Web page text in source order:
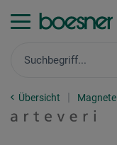
Übersicht Magnete